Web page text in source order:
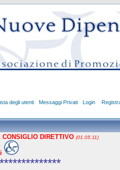
degli utenti Messaggi Privati Login
DIRETTIVO (01.05.11)